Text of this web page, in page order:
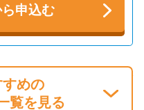
申込む
めの
覧を見る